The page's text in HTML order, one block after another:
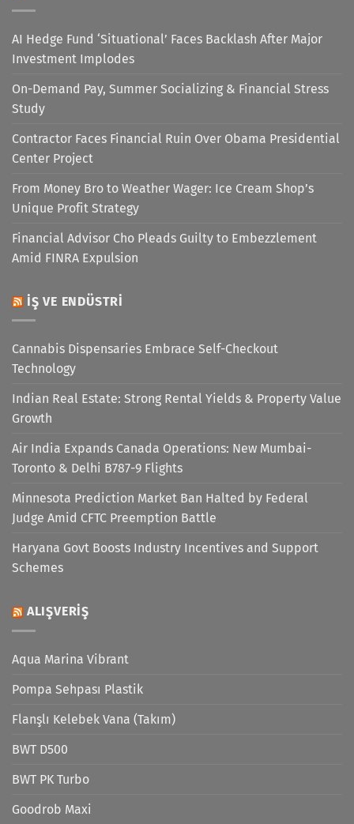
AI Hedge Fund ‘Situational’ Faces Backlash After Major
Investment Implodes
On-Demand Pay, Summer Socializing & Financial Stress
Study
Contractor Faces Financial Ruin Over Obama Presidential
Center Project
From Money Bro to Weather Wager: Ice Cream Shop’s
Unique Profit Strategy
Financial Advisor Cho Pleads Guilty to Embezzlement
Amid FINRA Expulsion
İŞ VE ENDÜSTRI
Cannabis Dispensaries Embrace Self-Checkout
Technology
Indian Real Estate: Strong Rental Yields & Property Value
Growth
Air India Expands Canada Operations: New Mumbai-
Toronto & Delhi B787-9 Flights
Minnesota Prediction Market Ban Halted by Federal
Judge Amid CFTC Preemption Battle
Haryana Govt Boosts Industry Incentives and Support
Schemes
ALIŞVERIŞ
Aqua Marina Vibrant
Pompa Sehpası Plastik
Flanşlı Kelebek Vana (Takım)
BWT D500
BWT PK Turbo
Goodrob Maxi